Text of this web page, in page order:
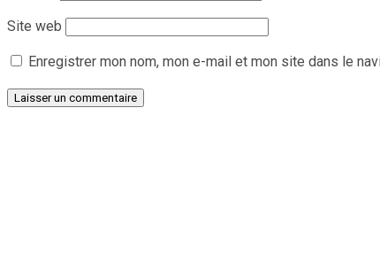
Site web
Enregistrer mon nom, mon e-mail et mon site dans le